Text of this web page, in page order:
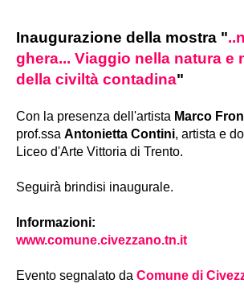
Inaugurazione della mostra "
ghera... Viaggio nella natura e
della civiltà contadina"
Con la presenza dell'artista Marco
prof.ssa Antonietta Contini, artista e
Liceo d'Arte Vittoria di Trento.
Seguirà brindisi inaugurale.
Informazioni:
www.comune.civezzano.tn.it
Evento segnalato da Comune di